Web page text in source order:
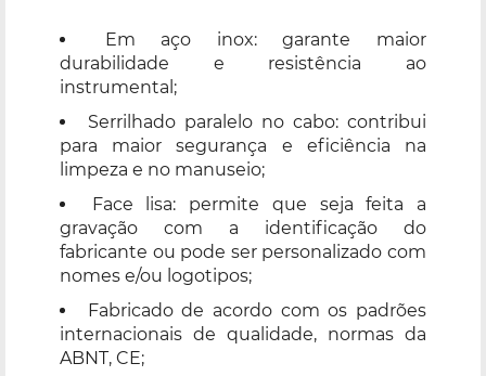
Em aço inox: garante maior
durabilidade e resistência ao
instrumental;
Serrilhado paralelo no cabo: contribui
para maior segurança e eficiência na
limpeza e no manuseio;
Face lisa: permite que seja feita a
gravação com a identificação do
fabricante ou pode ser personalizado com
nomes e/ou logotipos;
Fabricado de acordo com os padrões
internacionais de qualidade, normas da
ABNT, CE;